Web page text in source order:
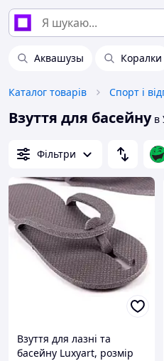
Аквашузы Коралки
Каталог товарів Спорт і
Взуття для басейнув
Фільтри
Взуття для лазні та
басейну Luxyart, розмір